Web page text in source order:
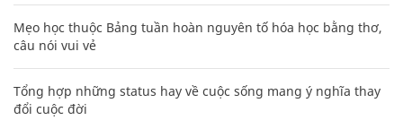
Mẹo học thuộc Bảng tuần hoàn nguyên tố hóa học bằng thơ,
câu nói vui vẻ
Tổng hợp những status hay về cuộc sống mang ý nghĩa thay
đổi cuộc đời